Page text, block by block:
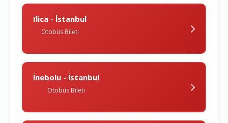
Ilica - İstanbul
Otobüs Bileti
İnebolu - İstanbul
Otobüs Bileti